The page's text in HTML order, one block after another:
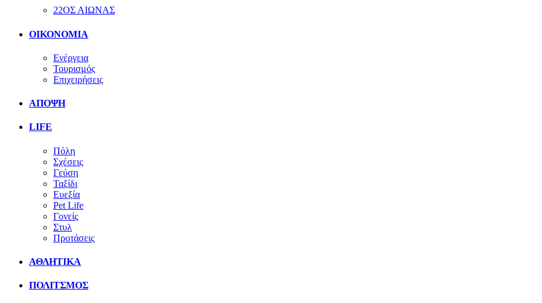
22ΟΣ ΑΙΩΝΑΣ
ΟΙΚΟΝΟΜΙΑ
Ενέργεια
Τουρισμός
Επιχειρήσεις
ΑΠΟΨΗ
LIFE
Πόλη
Σχέσεις
Γεύση
Ταξίδι
Ευεξία
Pet Life
Γονείς
Στυλ
Προτάσεις
ΑΘΛΗΤΙΚΑ
ΠΟΛΙΤΣΜΟΣ